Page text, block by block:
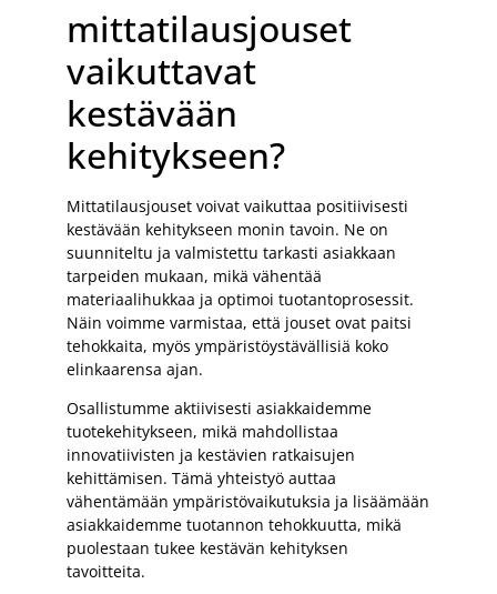
mittatilausjouset
vaikuttavat
kestävään
kehitykseen?
Mittatilausjouset voivat vaikuttaa positiivisesti
kestävään kehitykseen monin tavoin. Ne on
suunniteltu ja valmistettu tarkasti asiakkaan
tarpeiden mukaan, mikä vähentää
materiaalihukkaa ja optimoi tuotantoprosessit.
Näin voimme varmistaa, että jouset ovat paitsi
tehokkaita, myös ympäristöystävällisiä koko
elinkaarensa ajan.
Osallistumme aktiivisesti asiakkaidemme
tuotekehitykseen, mikä mahdollistaa
innovatiivisten ja kestävien ratkaisujen
kehittämisen. Tämä yhteistyö auttaa
vähentämään ympäristövaikutuksia ja lisäämään
asiakkaidemme tuotannon tehokkuutta, mikä
puolestaan tukee kestävän kehityksen
tavoitteita.